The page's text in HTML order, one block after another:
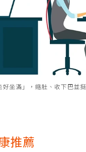
坐滿」，縮肚、收下巴並
推薦